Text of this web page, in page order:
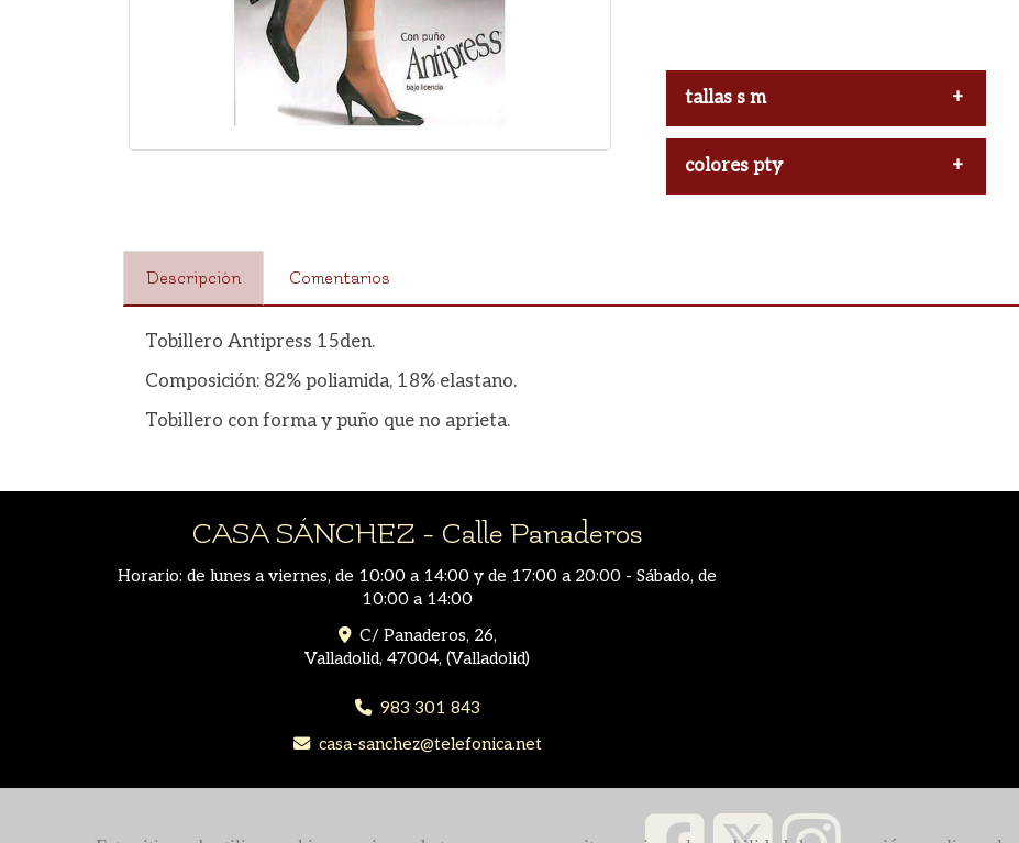
tallas s m
L
colores pty
Descripción Comentarios
Tobillero Antipress 15den.
Composición: 82% poliamida, 18% elastano.
Tobillero con forma y puño que no aprieta.
CASA SÁNCHEZ - Calle Panaderos
Horario: de lunes a viernes, de 10:00 a 14:00 y de 17:00 a 20:00 - Sábado, de
10:00 a 14:00
C/ Panaderos, 26,
Valladolid, 47004, (Valladolid)
983 301 843
casa-sanchez
telefonica.net